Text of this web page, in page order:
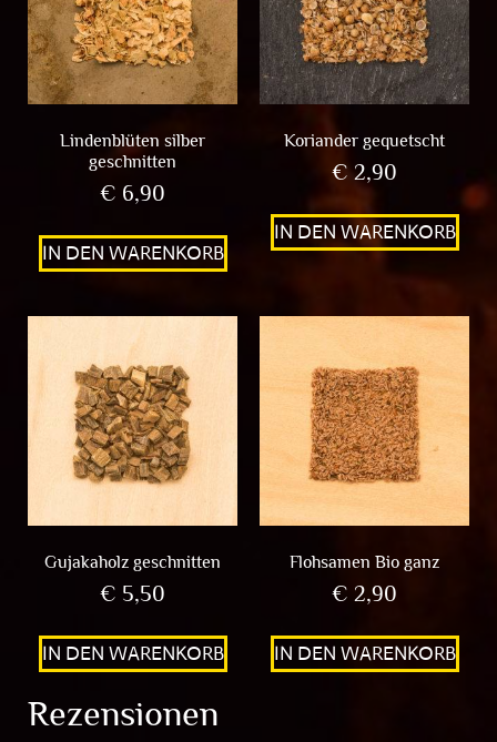
Lindenblüten silber
geschnitten
€ 6,90
IN DEN WARENKORB
Koriander gequetscht
€2,90
IN DEN WARENKORB
Gujakaholz geschnitten
€ 5,50
IN DEN WARENKORB
Flohsamen Bio ganz
€ 2,90
IN DEN WARENKORB
Rezensionen